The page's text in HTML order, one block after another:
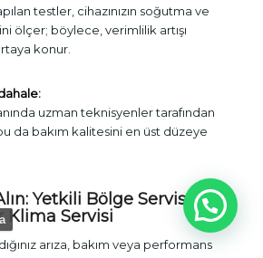
testler, cihazınızın soğutma ve
ölçer; böylece, verimlilik artışı
konur.
uzman teknisyenler tarafından
da bakım kalitesini en üst düzeye
Yetkili Bölge Servisiz ile
Klima Servisi
arıza, bakım veya performans